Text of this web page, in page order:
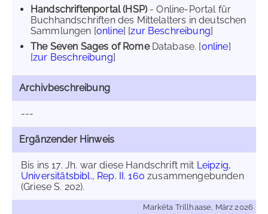
Handschriftenportal (HSP)- Online-Portal für
Buchhandschriften des Mittelalters in deutschen
Sammlungen [online] [zur Beschreibung]
The Seven Sages of RomeDatabase. [online]
[zur Beschreibung]
Archivbeschreibung
---
Ergänzender Hinweis
Bis ins 17. Jh. war diese Handschrift mit Leipzig,
Universitätsbibl., Rep. II. 160 zusammengebunden
(Griese S. 202).
Markéta Trillhaase, März 2026